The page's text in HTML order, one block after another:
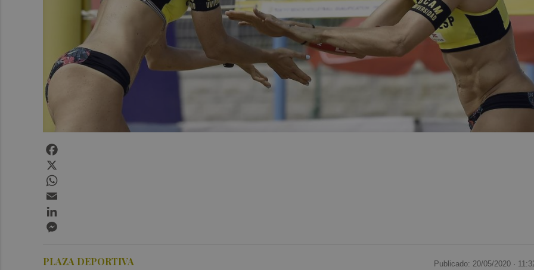
PLAZA DEPORTIVA Publicado: 20/05/2020 ·